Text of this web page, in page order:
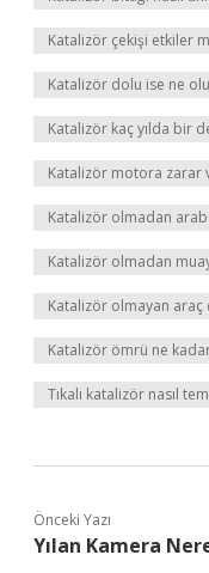
Katalizör çekişi etkiler
Katalizör dolu ise ne
Katalizör kaç yılda bir
Katalizör motora zarar
Katalizör olmadan araba
Katalizör olmadan
Katalizör olmayan araç
Katalizör ömrü ne
Tıkalı katalizör nasıl
Önceki Yazı
Yılan Kamera